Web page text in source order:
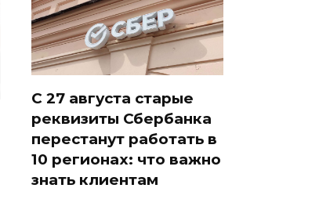
С 27 августа старые
реквизиты Сбербанка
перестанут работать в
10 регионах: что важно
знать клиентам